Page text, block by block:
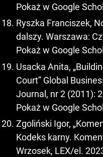
Pokaż w Google
Ryszka Franciszek,
dalszy. Warszawa:
Pokaż w Google
Usacka Anita,
Court” Global
Journal, nr 2 (2011):
Pokaż w Google
Zgoliński Igor,
Kodeks karny.
Wrzosek, LEX/el.